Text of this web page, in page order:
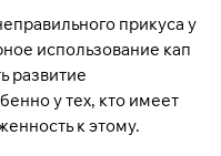
прикуса у
использование кап
развитие
у тех, кто имеет
к этому.